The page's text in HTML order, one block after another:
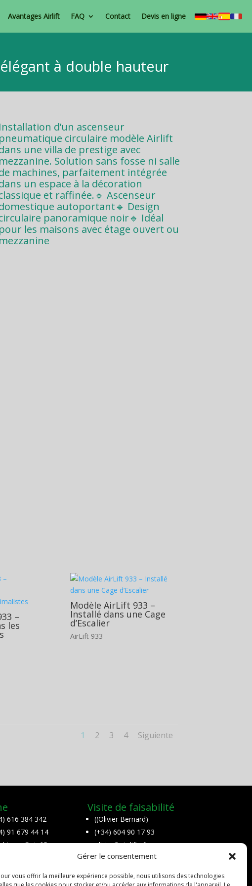
Gérer le consentement
vous offrir la meilleure expérience possible, nous utilisons des technologies
Avantages Airlift FAQ Contact Devis en ligne
à double hauteur
Installation d’un ascenseur
pneumatique circulaire modèle Airlift
une villa de prestige avec
mezzanine. Solution sans fosse ni salle
machines, parfaitement intégrée
un espace à la décoration
et raffinée.🔹 Ascenseur
autoportant🔹 Design
panoramique noir🔹 Idéal
pour les maisons avec étage ouvert ou
mezzanine
–
les
Modèle AirLift 933 –
Installé dans une Cage
d’Escalier
AirLift 933
1 2 3 4 Siguiente
616 384 342
91 679 44 14
lift.eu
Visite de faisabilité
((Olivier Bernard)
(+34) 604 90 17 93
olivier@air-lifts.fr
Merci de nous envoyer un
WhatsApp écrit si